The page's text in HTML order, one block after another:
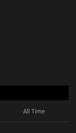
All Time